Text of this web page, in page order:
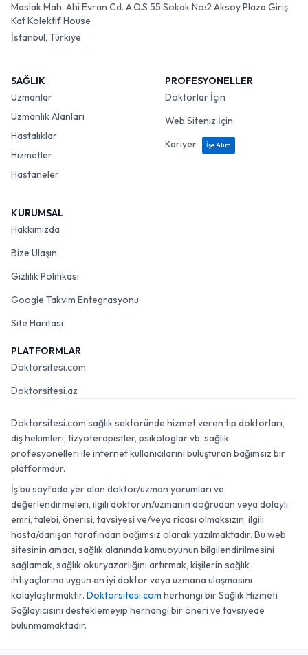
Maslak Mah. Ahi Evran Cd. A.O.S 55 Sokak No:2 Aksoy Plaza Giriş
Kat Kolektif House
İstanbul, Türkiye
SAĞLIK
Uzmanlar
Uzmanlık Alanları
Hastalıklar
Hizmetler
Hastaneler
PROFESYONELLER
Doktorlar İçin
Web Siteniz İçin
Kariyer
İşe Alım
KURUMSAL
Hakkımızda
Bize Ulaşın
Gizlilik Politikası
Google Takvim Entegrasyonu
Site Haritası
PLATFORMLAR
Doktorsitesi.com
Doktorsitesi.az
Doktorsitesi.com sağlık sektöründe hizmet veren tıp doktorları,
diş hekimleri, fizyoterapistler, psikologlar vb. sağlık
profesyonelleri ile internet kullanıcılarını buluşturan bağımsız bir
platformdur.
İş bu sayfada yer alan doktor/uzman yorumları ve
değerlendirmeleri, ilgili doktorun/uzmanın doğrudan veya dolaylı
emri, talebi, önerisi, tavsiyesi ve/veya ricası olmaksızın, ilgili
hasta/danışan tarafından bağımsız olarak yazılmaktadır. Bu web
sitesinin amacı, sağlık alanında kamuoyunun bilgilendirilmesini
sağlamak, sağlık okuryazarlığını artırmak, kişilerin sağlık
ihtiyaçlarına uygun en iyi doktor veya uzmana ulaşmasını
kolaylaştırmaktır. Doktorsitesi.com herhangi bir Sağlık Hizmeti
Sağlayıcısını desteklemeyip herhangi bir öneri ve tavsiyede
bulunmamaktadır.